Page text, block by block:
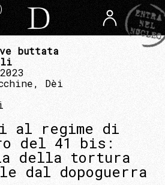
)
buttata
Dèi
al regime di
del 41 bis:
della tortura
dal dopoguerra